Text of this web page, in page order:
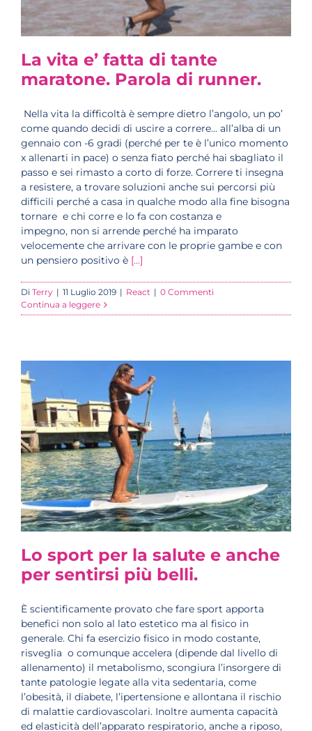
La vita e’ fatta di tante
maratone. Parola di runner.
Nella vita la difficoltà è sempre dietro l’angolo, un po’
come quando decidi di uscire a correre… all’alba di un
gennaio con -6 gradi (perché per te è l’unico momento
x allenarti in pace) o senza fiato perché hai sbagliato il
passo e sei rimasto a corto di forze. Correre ti insegna
a resistere, a trovare soluzioni anche sui percorsi più
difficili perché a casa in qualche modo alla fine bisogna
tornare e chi corre e lo fa con costanza e
impegno, non si arrende perché ha imparato
velocemente che arrivare con le proprie gambe e con
un pensiero positivo è [...]
Di Terry | 11 Luglio 2019 | React | 0 Commenti
Continua a leggere
Lo sport per la salute e anche
per sentirsi più belli.
È scientificamente provato che fare sport apporta
benefici non solo al lato estetico ma al fisico in
generale. Chi fa esercizio fisico in modo costante,
risveglia o comunque accelera (dipende dal livello di
allenamento) il metabolismo, scongiura l’insorgere di
tante patologie legate alla vita sedentaria, come
l’obesità, il diabete, l’ipertensione e allontana il rischio
di malattie cardiovascolari. Inoltre aumenta capacità
ed elasticità dell’apparato respiratorio, anche a riposo,